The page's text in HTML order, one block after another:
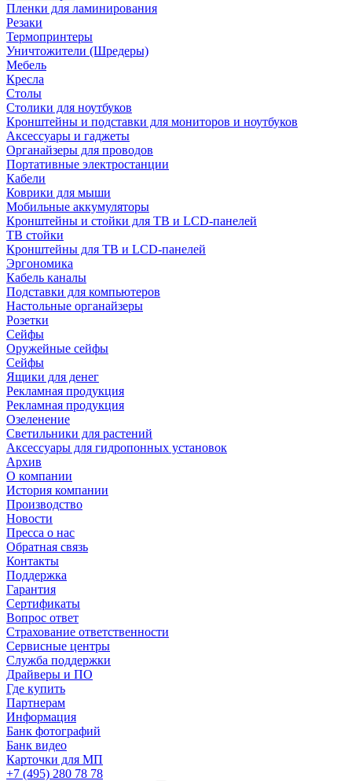
Пленки для ламинирования
Резаки
Термопринтеры
Уничтожители (Шредеры)
Мебель
Кресла
Столы
Столики для ноутбуков
Кронштейны и подставки для мониторов и ноутбуков
Аксессуары и гаджеты
Органайзеры для проводов
Портативные электростанции
Кабели
Коврики для мыши
Мобильные аккумуляторы
Кронштейны и стойки для ТВ и LCD-панелей
ТВ стойки
Кронштейны для ТВ и LCD-панелей
Эргономика
Кабель каналы
Подставки для компьютеров
Настольные органайзеры
Розетки
Сейфы
Оружейные сейфы
Сейфы
Ящики для денег
Рекламная продукция
Рекламная продукция
Озеленение
Светильники для растений
Аксессуары для гидропонных установок
Архив
О компании
История компании
Производство
Новости
Пресса о нас
Обратная связь
Контакты
Поддержка
Гарантия
Сертификаты
Вопрос ответ
Страхование ответственности
Сервисные центры
Служба поддержки
Драйверы и ПО
Где купить
Партнерам
Информация
Банк фотографий
Банк видео
Карточки для МП
+7 (495) 280 78 78